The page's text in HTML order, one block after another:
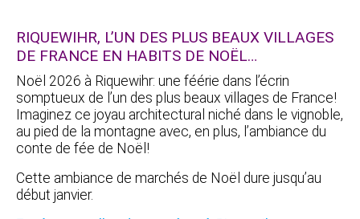
RIQUEWIHR, L’UN DES PLUS BEAUX VILLAGES
DE FRANCE EN HABITS DE NOËL…
Noël 2026 à Riquewihr: une féérie dans l’écrin
somptueux de l’un des plus beaux villages de France!
Imaginez ce joyau architectural niché dans le vignoble,
au pied de la montagne avec, en plus, l’ambiance du
conte de fée de Noël!
Cette ambiance de marchés de Noël dure jusqu’au
début janvier.